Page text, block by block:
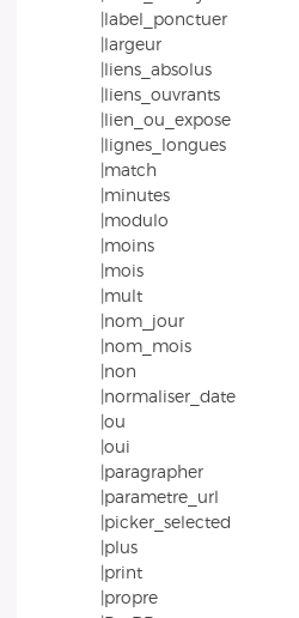
|label_ponctuer
|largeur
|liens_absolus
|liens_ouvrants
|lien_ou_expose
|lignes_longues
|match
|minutes
|modulo
|moins
|mois
|mult
|nom_jour
|nom_mois
|non
|normaliser_date
|ou
|oui
|paragrapher
|parametre_url
|picker_selected
|plus
|print
|propre